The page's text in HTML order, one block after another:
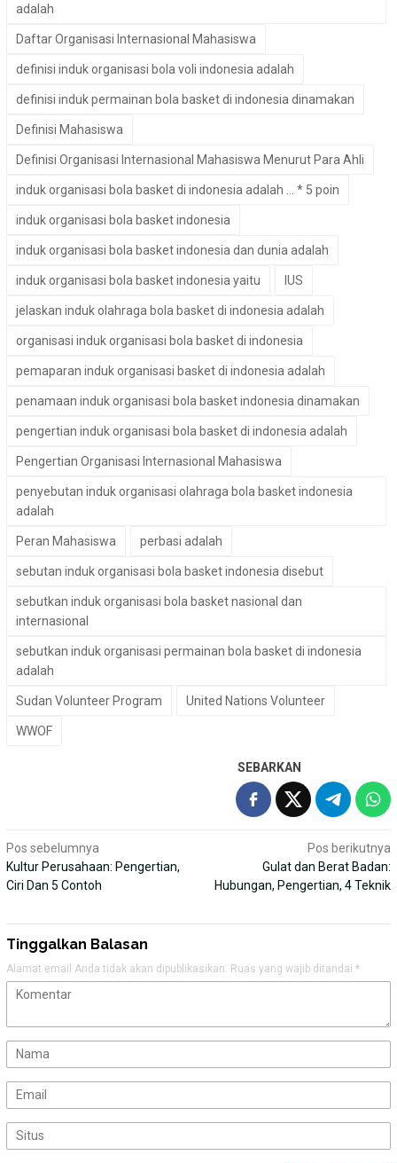
adalah
Daftar Organisasi Internasional Mahasiswa
definisi induk organisasi bola voli indonesia adalah
definisi induk permainan bola basket di indonesia dinamakan
Definisi Mahasiswa
Definisi Organisasi Internasional Mahasiswa Menurut Para Ahli
induk organisasi bola basket di indonesia adalah ... * 5 poin
induk organisasi bola basket indonesia
induk organisasi bola basket indonesia dan dunia adalah
induk organisasi bola basket indonesia yaitu IUS
jelaskan induk olahraga bola basket di indonesia adalah
organisasi induk organisasi bola basket di indonesia
pemaparan induk organisasi basket di indonesia adalah
penamaan induk organisasi bola basket indonesia dinamakan
pengertian induk organisasi bola basket di indonesia adalah
Pengertian Organisasi Internasional Mahasiswa
penyebutan induk organisasi olahraga bola basket indonesia
adalah
Peran Mahasiswa perbasi adalah
sebutan induk organisasi bola basket indonesia disebut
sebutkan induk organisasi bola basket nasional dan
internasional
sebutkan induk organisasi permainan bola basket di indonesia
adalah
Sudan Volunteer Program United Nations Volunteer
WWOF
SEBARKAN
Navigasi
pos
Pos sebelumnya
Kultur Perusahaan: Pengertian,
Ciri Dan 5 Contoh
Pos berikutnya
Gulat dan Berat Badan:
Hubungan, Pengertian, 4 Teknik
Tinggalkan Balasan
Alamat email Anda tidak akan dipublikasikan. Ruas yang wajib ditandai *